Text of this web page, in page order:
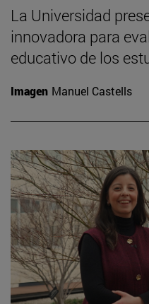
La Universidad
innovadora para
educativo de los
Imagen Manuel Castells